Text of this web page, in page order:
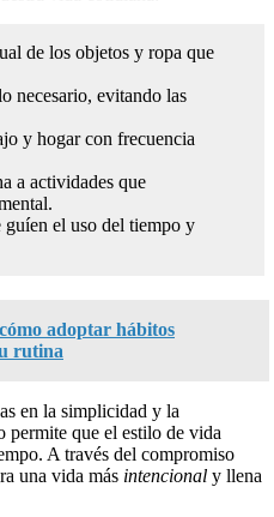
de los objetos y ropa que
necesario, evitando las
y hogar con frecuencia
a actividades que
guíen el uso del tiempo y
adoptar hábitos
rutina
en la simplicidad y la
permite que el estilo de vida
A través del compromiso
una vida más intencional y llena